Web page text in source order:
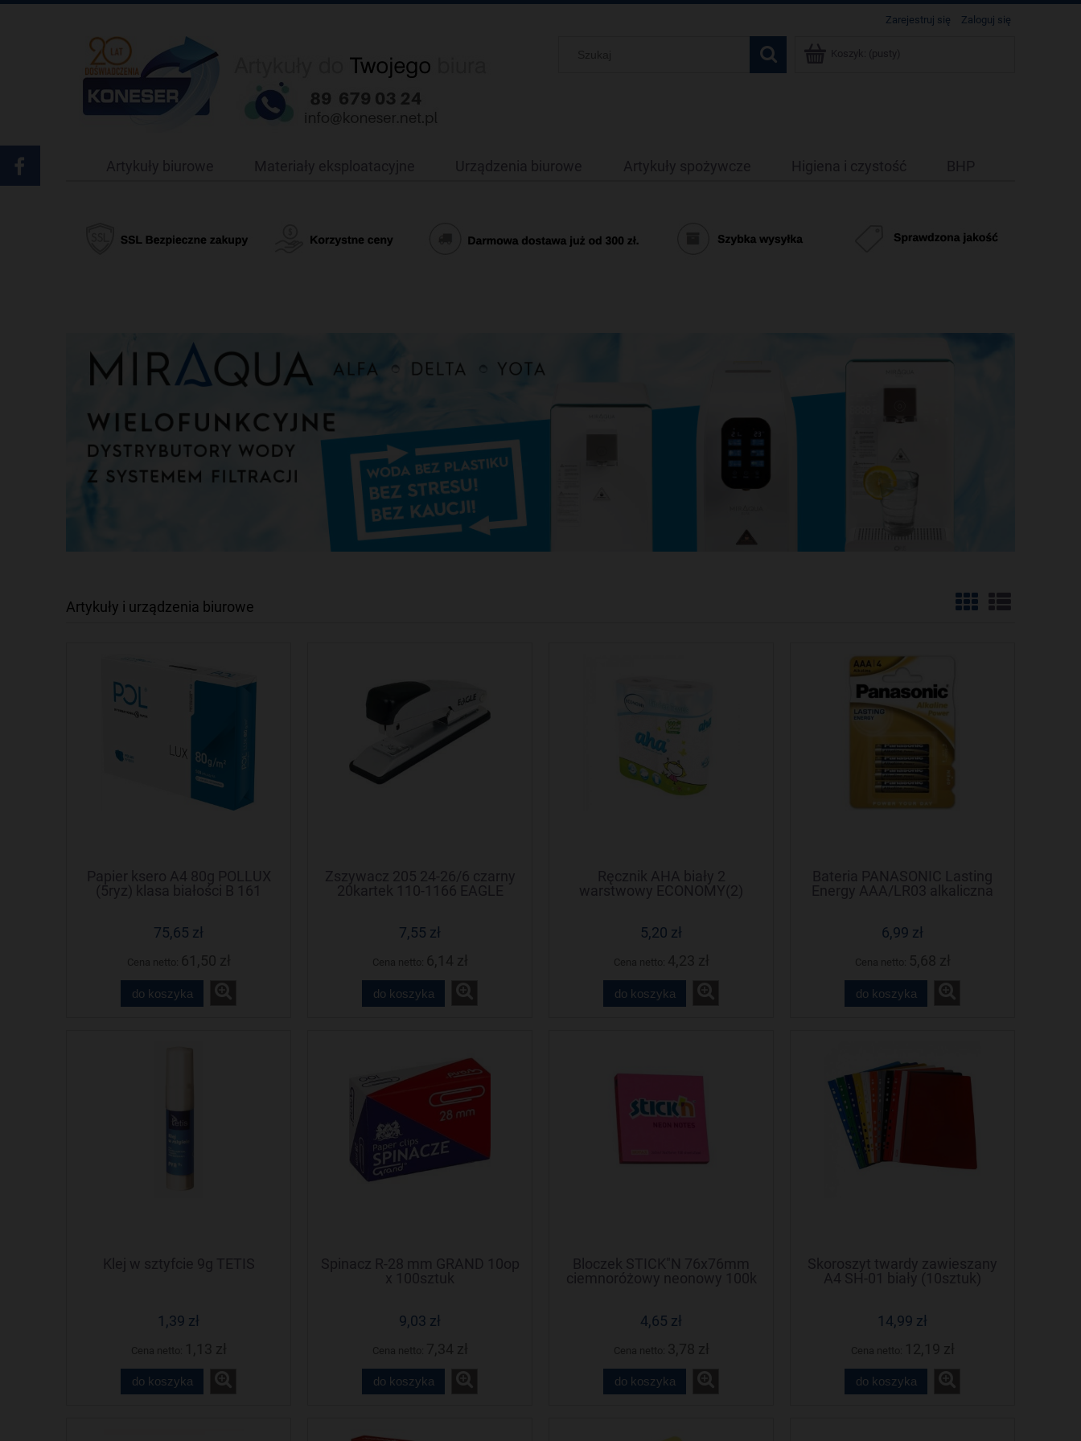
Zarejestruj się Zaloguj się
Koszyk: (pusty)
Artykuły biurowe Materiały eksploatacyjne Urządzenia biurowe Artykuły spożywcze Higiena i czystość BHP
Artykuły i urządzenia biurowe
Papier ksero A4 80g POLLUX
(5ryz) klasa białości B 161
75,65 zł
do koszyka
Zszywacz 205 24-26/6 czarny
20kartek 110-1166 EAGLE
7,55 zł
do koszyka
Ręcznik AHA biały 2
warstwowy ECONOMY(2)
5,20 zł
do koszyka
Bateria PANASONIC Lasting
Energy AAA/LR03 alkaliczna
6,99 zł
do koszyka
Klej w sztyfcie 9g TETIS
1,39 zł
do koszyka
Spinacz R-28 mm GRAND 10op
x 100sztuk
9,03 zł
do koszyka
Bloczek STICK"N 76x76mm
ciemnoróżowy neonowy 100k
4,65 zł
do koszyka
Skoroszyt twardy zawieszany
A4 SH-01 biały (10sztuk)
14,99 zł
do koszyka